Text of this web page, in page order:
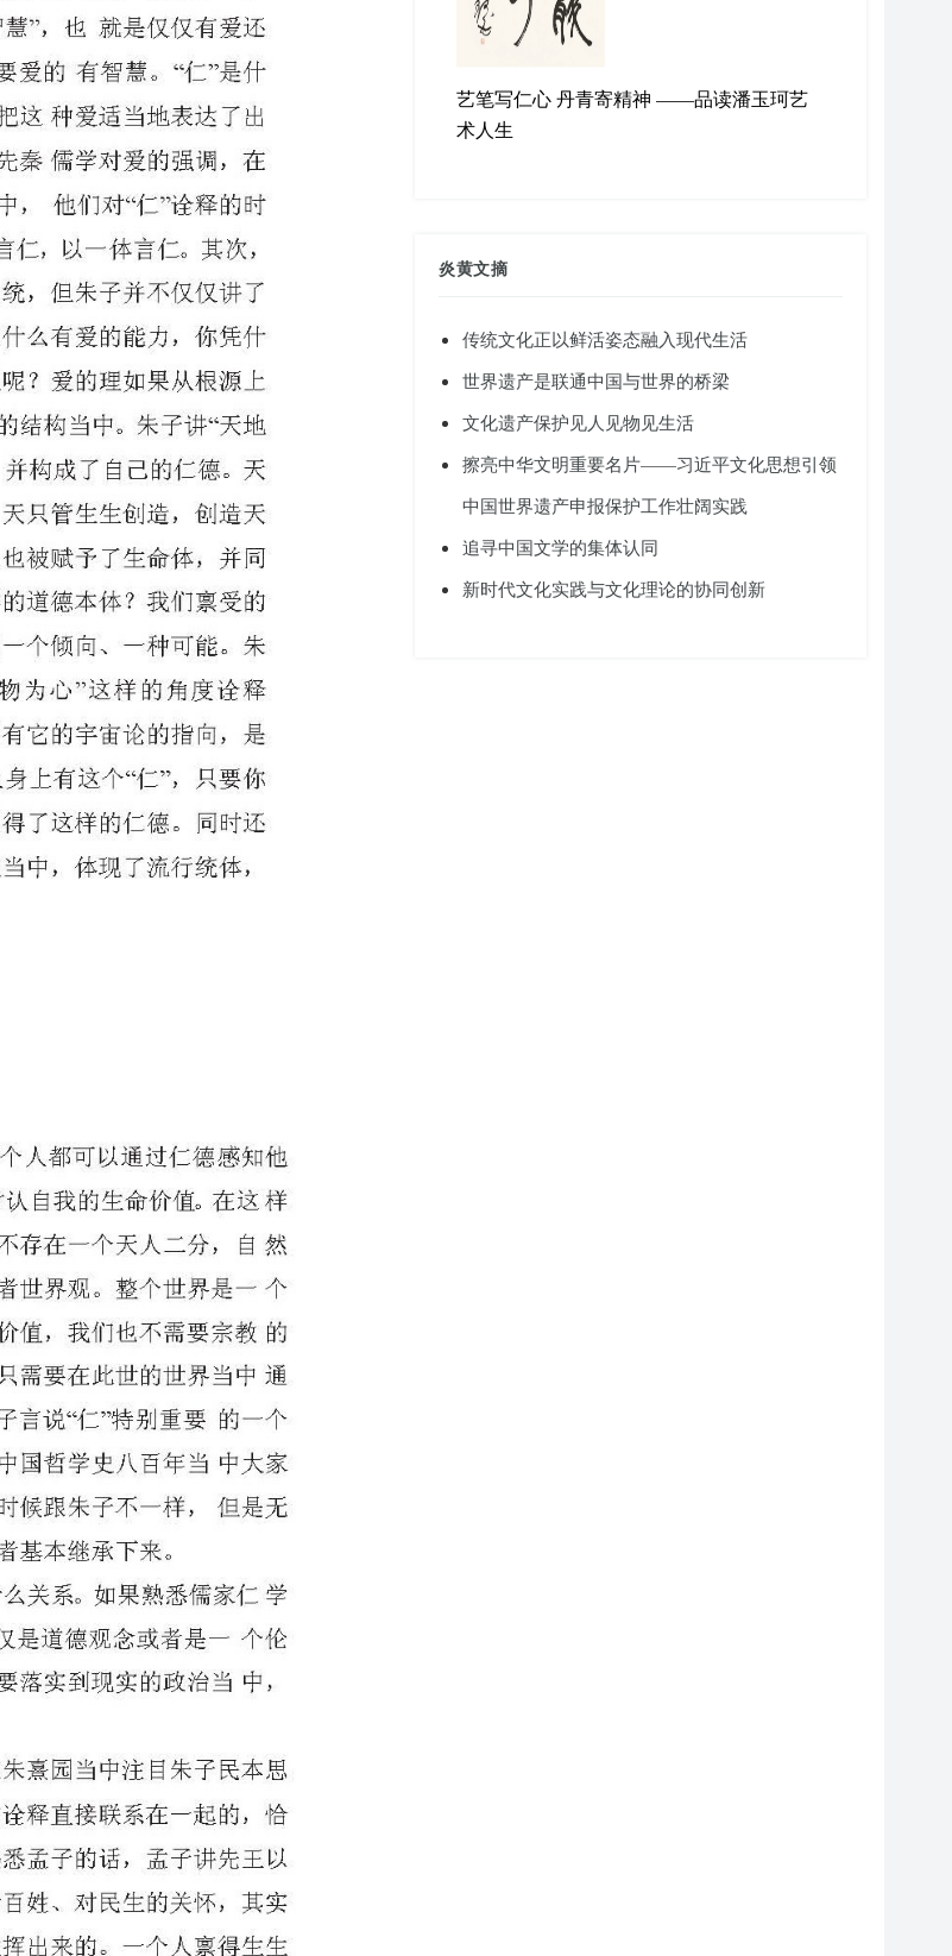
艺笔写仁心 丹青寄精神 ——品读潘玉珂艺
术人生
炎黄文摘
传统文化正以鲜活姿态融入现代生活
世界遗产是联通中国与世界的桥梁
文化遗产保护见人见物见生活
擦亮中华文明重要名片——习近平文化思想引领
中国世界遗产申报保护工作壮阔实践
追寻中国文学的集体认同
新时代文化实践与文化理论的协同创新